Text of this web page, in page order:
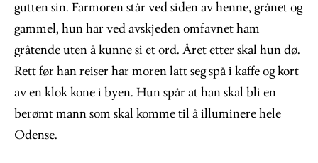
gutten sin. Farmoren står ved siden av henne, grånet og
gammel, hun har ved avskjeden omfavnet ham
gråtende uten å kunne si et ord. Året etter skal hun dø.
Rett før han reiser har moren latt seg spå i kaffe og kort
av en klok kone i byen. Hun spår at han skal bli en
berømt mann som skal komme til å illuminere hele
Odense.